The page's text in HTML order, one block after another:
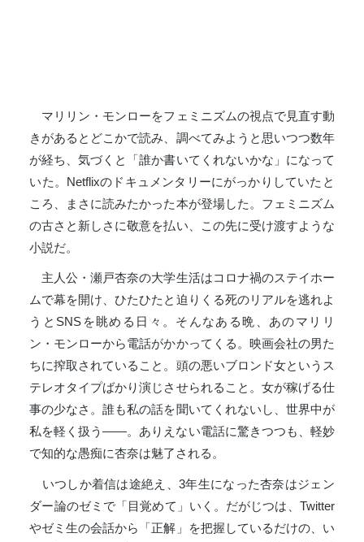
マリリン・モンローをフェミニズムの視点で見直す動
きがあるとどこかで読み、調べてみようと思いつつ数年
が経ち、気づくと「誰か書いてくれないかな」になって
いた。Netflixのドキュメンタリーにがっかりしていたと
ころ、まさに読みたかった本が登場した。フェミニズム
の古さと新しさに敬意を払い、この先に受け渡すような
小説だ。
主人公・瀬戸杏奈の大学生活はコロナ禍のステイホー
ムで幕を開け、ひたひたと迫りくる死のリアルを逃れよ
うとSNSを眺める日々。そんなある晩、あのマリリ
ン・モンローから電話がかかってくる。映画会社の男た
ちに搾取されていること。頭の悪いブロンド女というス
テレオタイプばかり演じさせられること。女が稼げる仕
事の少なさ。誰も私の話を聞いてくれないし、世界中が
私を軽く扱う――。ありえない電話に驚きつつも、軽妙
で知的な愚痴に杏奈は魅了される。
いつしか着信は途絶え、3年生になった杏奈はジェン
ダー論のゼミで「目覚めて」いく。だがじつは、Twitter
やゼミ生の会話から「正解」を把握しているだけの、い